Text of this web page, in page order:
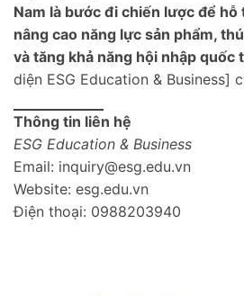
Nam là bước đi chiến lược để
nâng cao năng lực sản phẩm,
và tăng khả năng hội nhập quốc
diện ESG Education & Business]
Thông tin liên hệ
ESG Education & Business
Email: inquiry@esg.edu.vn
Website: esg.edu.vn
Điện thoại: 0988203940